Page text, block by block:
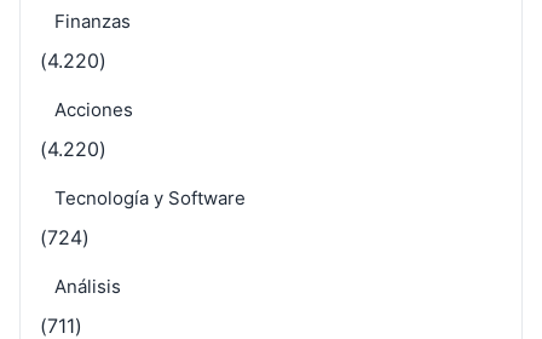
Finanzas
(4.220)
Acciones
(4.220)
Tecnología y Software
(724)
Análisis
(711)